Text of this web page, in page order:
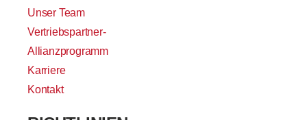
Unser Team
Vertriebspartner-
Allianzprogramm
Karriere
Kontakt